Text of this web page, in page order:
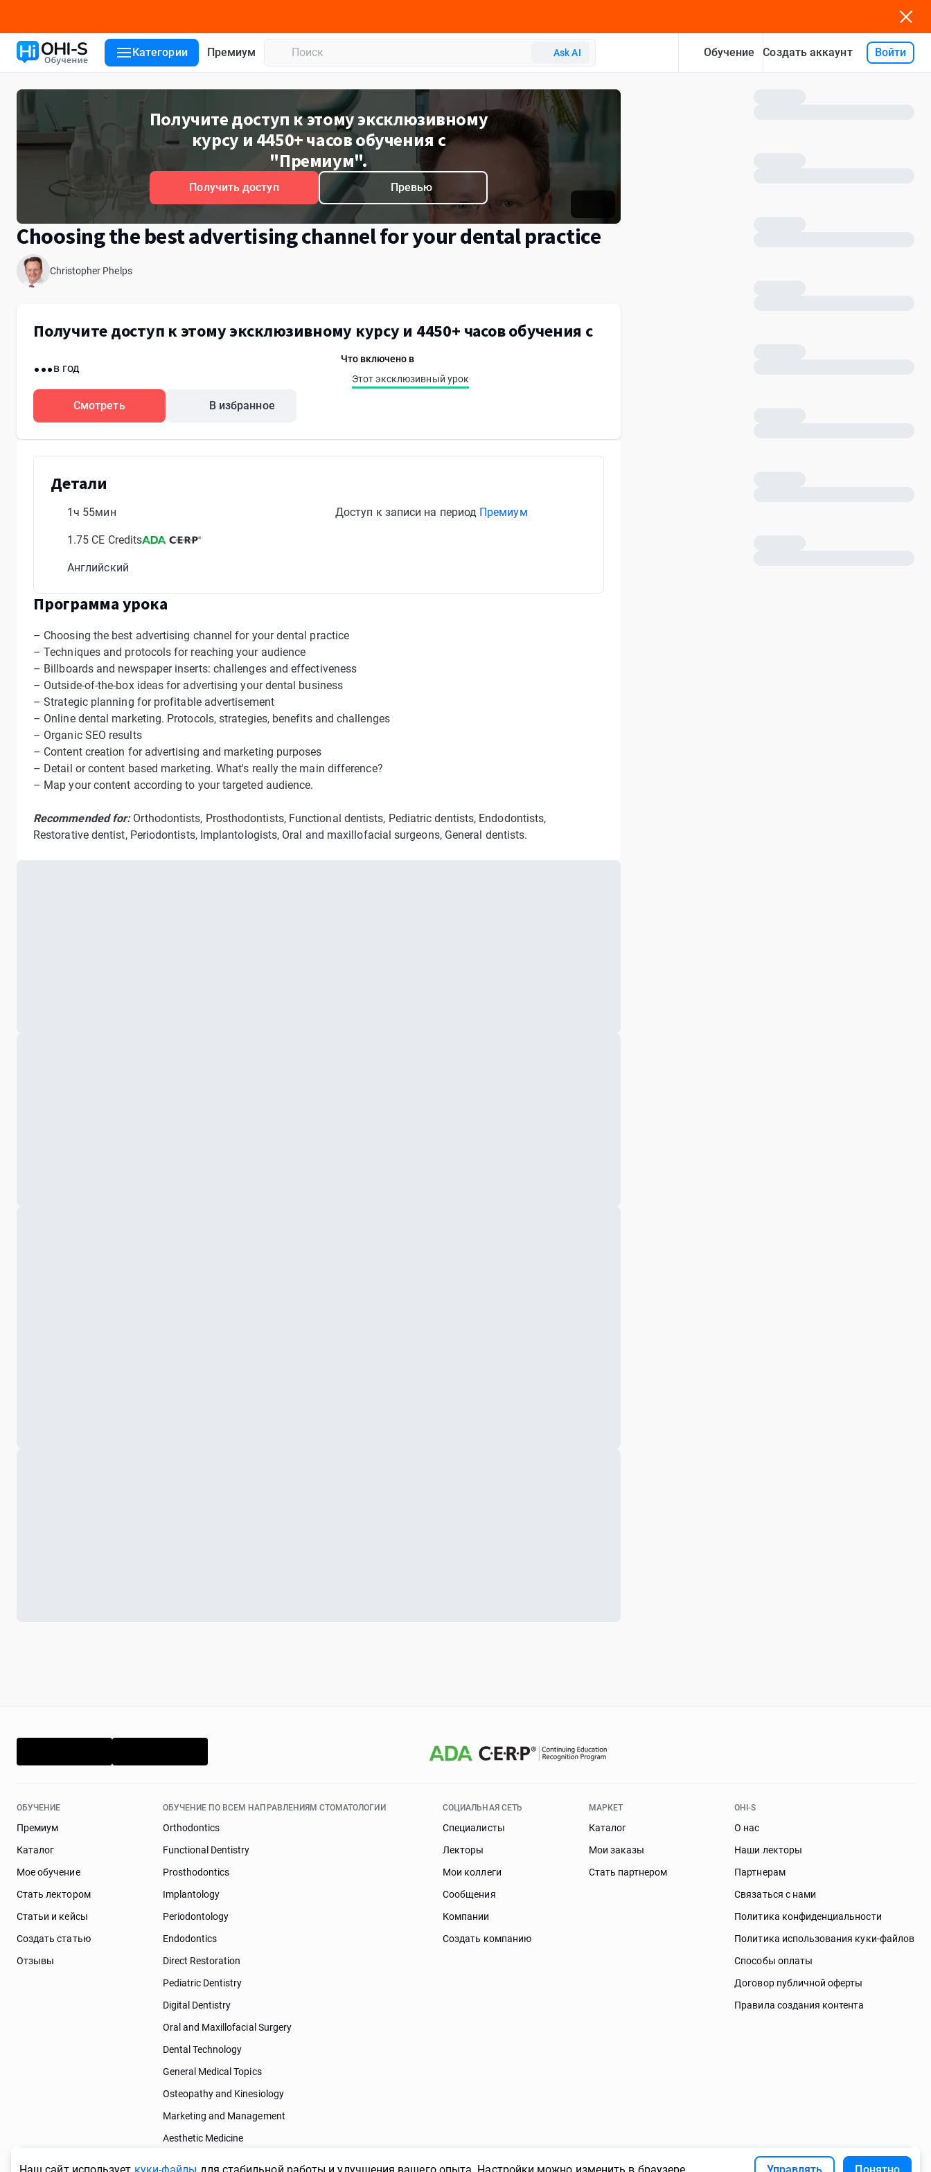
Категории Премиум Ask AI Обучение Создать аккаунт Войти
Получите доступ к этому эксклюзивному
курсу и 4450+ часов обучения с
"Премиум".
Получить доступ Превью
Choosing the best advertising channel for your dental practice
Christopher Phelps
Получите доступ к этому эксклюзивному курсу и 4450+ часов обучения с
...в год
Смотреть В избранное
Что включено в
Этот эксклюзивный урок
Детали
1ч 55мин
1.75 CE Credits
Английский
Доступ к записи на период Премиум
Программа урока
– Choosing the best advertising channel for your dental practice
– Techniques and protocols for reaching your audience
– Billboards and newspaper inserts: challenges and effectiveness
– Outside-of-the-box ideas for advertising your dental business
– Strategic planning for profitable advertisement
– Online dental marketing. Protocols, strategies, benefits and challenges
– Organic SEO results
– Content creation for advertising and marketing purposes
– Detail or content based marketing. What's really the main difference?
– Map your content according to your targeted audience.
Recommended for:Orthodontists, Prosthodontists, Functional dentists, Pediatric dentists, Endodontists,
Restorative dentist, Periodontists, Implantologists, Oral and maxillofacial surgeons, General dentists.
ОБУЧЕНИЕ
Премиум
Каталог
Мое обучение
Стать лектором
Статьи и кейсы
Cоздать статью
Отзывы
ОБУЧЕНИЕ ПО ВСЕМ НАПРАВЛЕНИЯМ СТОМАТОЛОГИИ
Orthodontics
Functional Dentistry
Prosthodontics
Implantology
Periodontology
Endodontics
Direct Restoration
Pediatric Dentistry
Digital Dentistry
Oral and Maxillofacial Surgery
Dental Technology
General Medical Topics
Osteopathy and Kinesiology
Marketing and Management
Aesthetic Medicine
СОЦИАЛЬНАЯ СЕТЬ
Специалисты
Лекторы
Мои коллеги
Сообщения
Компании
Создать компанию
МАРКЕТ
Каталог
Мои заказы
Стать партнером
OHI-S
О нас
Наши лекторы
Партнерам
Связаться с нами
Политика конфиденциальности
Политика использования куки-файлов
Способы оплаты
Договор публичной оферты
Правила создания контента